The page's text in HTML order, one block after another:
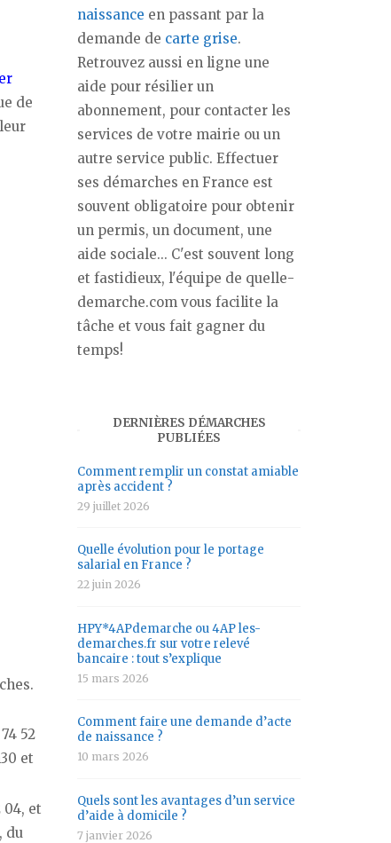
de
52
et
04, et
du
naissance en passant par la
demande de carte grise.
Retrouvez aussi en ligne une
aide pour résilier un
abonnement, pour contacter les
services de votre mairie ou un
autre service public. Effectuer
ses démarches en France est
souvent obligatoire pour obtenir
un permis, un document, une
aide sociale... C'est souvent long
et fastidieux, l'équipe de quelle-
demarche.com vous facilite la
tâche et vous fait gagner du
temps!
DERNIÈRES DÉMARCHES
PUBLIÉES
Comment remplir un constat amiable
après accident ?
29 juillet 2026
Quelle évolution pour le portage
salarial en France ?
22 juin 2026
HPY*4APdemarche ou 4AP les-
demarches.fr sur votre relevé
bancaire : tout s’explique
15 mars 2026
Comment faire une demande d’acte
de naissance ?
10 mars 2026
Quels sont les avantages d’un service
d’aide à domicile ?
7 janvier 2026